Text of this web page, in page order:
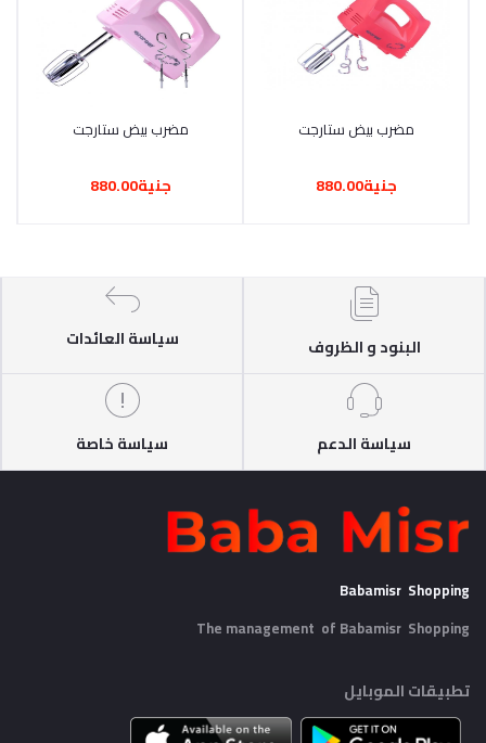
أضف إلى السلة
مضرب بيض ستارجت
جنية880.00
أضف إلى السلة
مضرب بيض ستارجت
جنية880.00
البنود و الظروف سياسة العائدات
سياسة الدعم سياسة خاصة
Babamisr Shopping
The management of Babamisr Shopping
تطبيقات الموبايل